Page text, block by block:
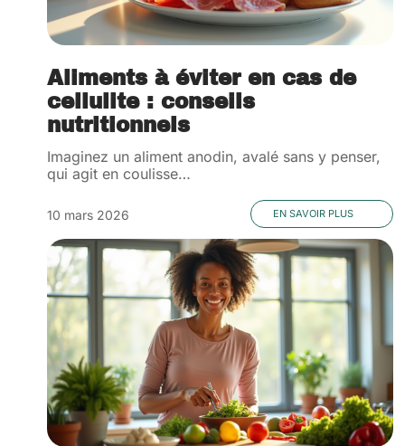
Aliments à éviter en cas de
cellulite : conseils
nutritionnels
Imaginez un aliment anodin, avalé sans y penser,
qui agit en coulisse…
10 mars 2026 EN SAVOIR PLUS